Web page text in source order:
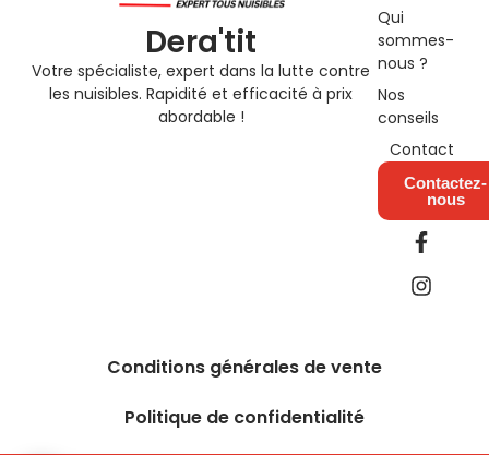
Dera'tit
Votre spécialiste, expert dans la lutte contre
les nuisibles. Rapidité et efficacité à prix
abordable !
Qui
sommes-
nous ?
Nos
conseils
Contact
Contactez-
nous
F
a
c
e
I
n
s
t
Conditions générales de vente
Politique de confidentialité